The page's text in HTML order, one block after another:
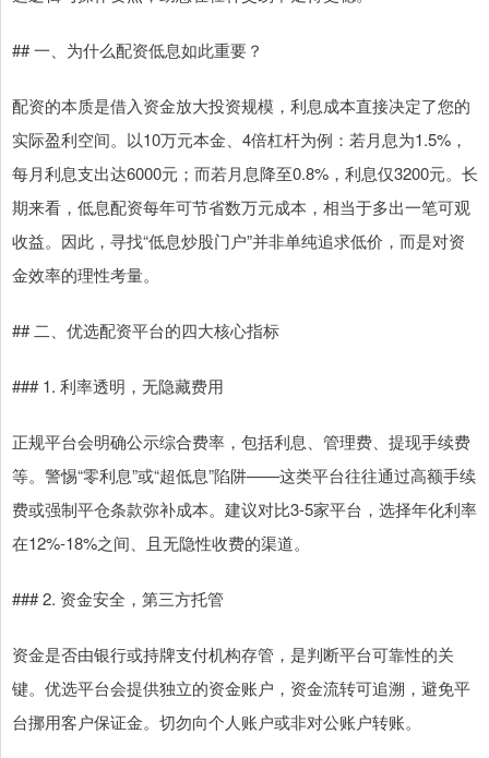
## 一、为什么配资低息如此重要？
配资的本质是借入资金放大投资规模，利息成本直接决定了您的
实际盈利空间。以10万元本金、4倍杠杆为例：若月息为1.5%，
每月利息支出达6000元；而若月息降至0.8%，利息仅3200元。长
期来看，低息配资每年可节省数万元成本，相当于多出一笔可观
收益。因此，寻找“低息炒股门户”并非单纯追求低价，而是对资
金效率的理性考量。
## 二、优选配资平台的四大核心指标
### 1. 利率透明，无隐藏费用
正规平台会明确公示综合费率，包括利息、管理费、提现手续费
等。警惕“零利息”或“超低息”陷阱——这类平台往往通过高额手续
费或强制平仓条款弥补成本。建议对比3-5家平台，选择年化利率
在12%-18%之间、且无隐性收费的渠道。
### 2. 资金安全，第三方托管
资金是否由银行或持牌支付机构存管，是判断平台可靠性的关
键。优选平台会提供独立的资金账户，资金流转可追溯，避免平
台挪用客户保证金。切勿向个人账户或非对公账户转账。